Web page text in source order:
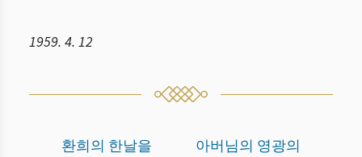
1959. 4. 12
환희의 한날을
아버님의 영광의